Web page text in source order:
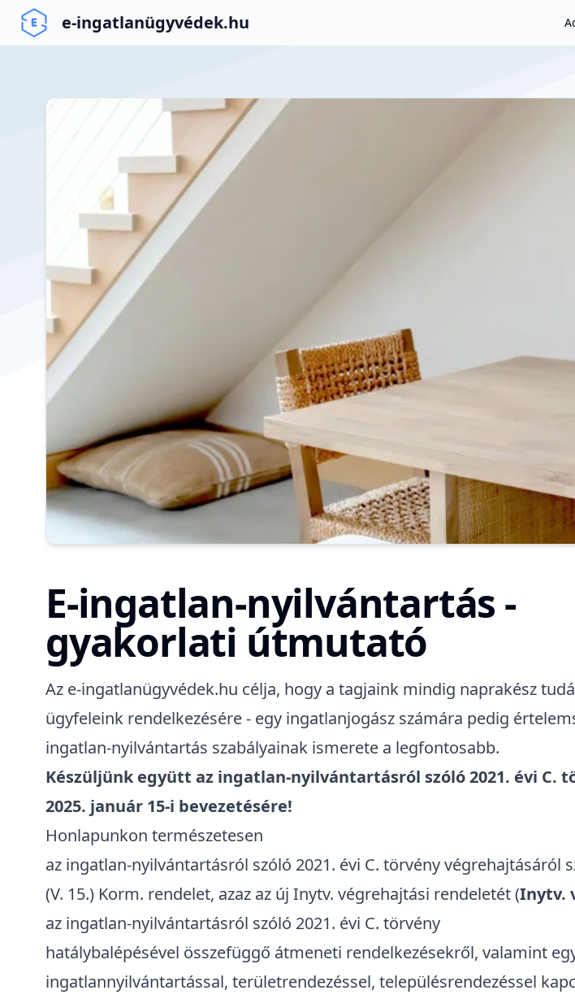
e-ingatlanügyvédek.hu
E-ingatlan-nyilvántartás -
gyakorlati útmutató
Az e-ingatlanügyvédek.hu célja, hogy a tagjaink mindig naprakész
ügyfeleink rendelkezésére - egy ingatlanjogász számára pedig
ingatlan-nyilvántartás szabályainak ismerete a legfontosabb.
Készüljünk együtt az ingatlan-nyilvántartásról szóló 2021. évi C.
2025. január 15-i bevezetésére!
Honlapunkon természetesen
az ingatlan-nyilvántartásról szóló 2021. évi C. törvény végrehajtásáról
(V. 15.) Korm. rendelet, azaz az új Inytv. végrehajtási rendeletét (Inytv.
az ingatlan-nyilvántartásról szóló 2021. évi C. törvény
hatálybalépésével összefüggő átmeneti rendelkezésekről, valamint
ingatlannyilvántartással, területrendezéssel, településrendezéssel